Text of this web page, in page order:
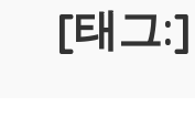
[태그:]